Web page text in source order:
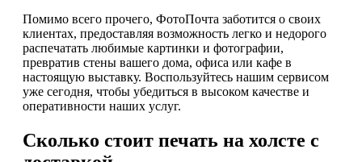
Помимо всего прочего, ФотоПочта заботится о своих
клиентах, предоставляя возможность легко и недорого
распечатать любимые картинки и фотографии,
превратив стены вашего дома, офиса или кафе в
настоящую выставку. Воспользуйтесь нашим сервисом
уже сегодня, чтобы убедиться в высоком качестве и
оперативности наших услуг.
Сколько стоит печать на холсте с